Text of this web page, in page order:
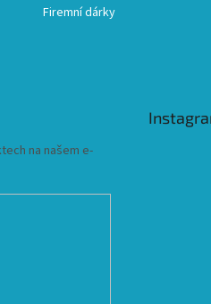
Firemní dárky
na našem e-